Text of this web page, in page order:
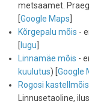
metsaamet.
[Google Maps
Kõrgepalu mõis -
[ lugu
Linnamäe mõis -
kuulutus) [Google
Rogosi kastellmõis
Linnusetaoline,